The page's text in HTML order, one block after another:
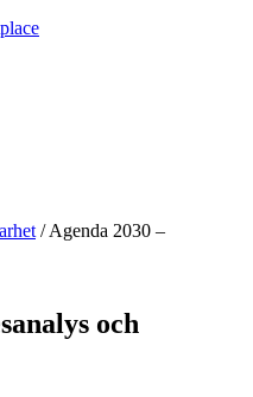
/Agenda 2030 –
och